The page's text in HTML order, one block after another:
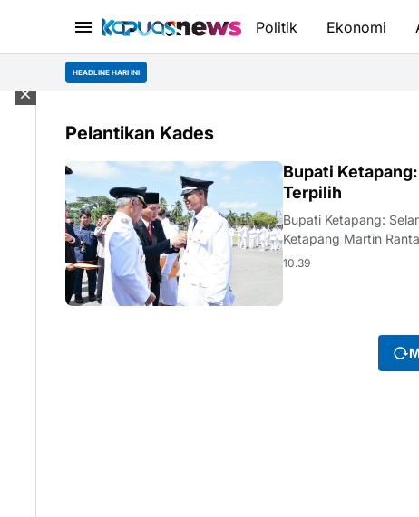
Politik Ekonomi
HEADLINE HARI INI
Pelantikan Kades
KALBAR
Bupati
Terpilih
Bupati Ketapang:
Ketapang Martin
10.39